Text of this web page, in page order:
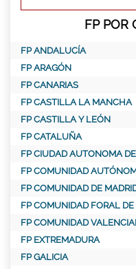
FP POR
FP ANDALUCÍA
FP ARAGÓN
FP CANARIAS
FP CASTILLA LA MANCHA
FP CASTILLA Y LEÓN
FP CATALUÑA
FP CIUDAD AUTONOMA
FP COMUNIDAD
FP COMUNIDAD DE
FP COMUNIDAD FORAL DE
FP COMUNIDAD
FP EXTREMADURA
FP GALICIA